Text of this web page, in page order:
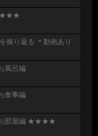
★★★★
振り返る ＊動画あり
風呂編
食事編
お部屋編 ★★★★